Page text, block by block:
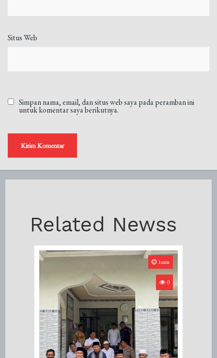
Situs Web
Simpan nama, email, dan situs web saya pada peramban ini
untuk komentar saya berikutnya.
Related Newss
1min
0